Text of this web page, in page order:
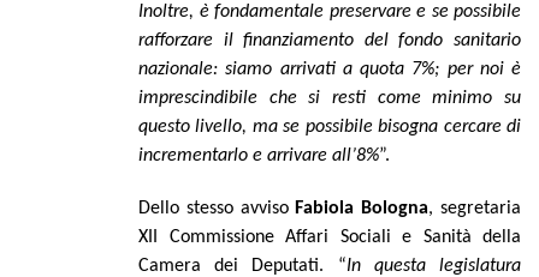
Inoltre, è fondamentale preservare e se possibile
rafforzare il finanziamento del fondo sanitario
nazionale: siamo arrivati a quota 7%; per noi è
imprescindibile che si resti come minimo su
questo livello, ma se possibile bisogna cercare di
incrementarlo e arrivare all’8%”.
Dello stesso avviso Fabiola Bologna, segretaria
XII Commissione Affari Sociali e Sanità della
Camera dei Deputati. “In questa legislatura